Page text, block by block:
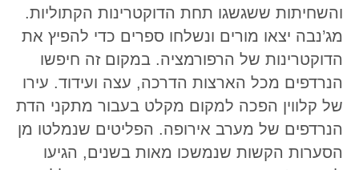
והשחיתות ששגשגו תחת הדוקטרינות הקתוליות.
מג’נבה יצאו מורים ונשלחו ספרים כדי להפיץ את
הדוקטרינות של הרפורמציה. במקום זה חיפשו
הנרדפים מכל הארצות הדרכה, עצה ועידוד. עירו
של קלווין הפכה למקום מקלט בעבור מתקני הדת
הנרדפים של מערב אירופה. הפליטים שנמלטו מן
הסערות הקשות שנמשכו מאות בשנים, הגיעו